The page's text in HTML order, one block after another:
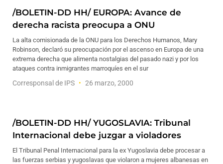
/BOLETIN-DD HH/ EUROPA: Avance de
derecha racista preocupa a ONU
La alta comisionada de la ONU para los Derechos Humanos, Mary
Robinson, declaró su preocupación por el ascenso en Europa de una
extrema derecha que alimenta nostalgias del pasado nazi y por los
ataques contra inmigrantes marroquíes en el sur
Corresponsal de IPS 26 marzo, 2000
/BOLETIN-DD HH/ YUGOSLAVIA: Tribunal
Internacional debe juzgar a violadores
El Tribunal Penal Internacional para la ex Yugoslavia debe procesar a
las fuerzas serbias y yugoslavas que violaron a mujeres albanesas en